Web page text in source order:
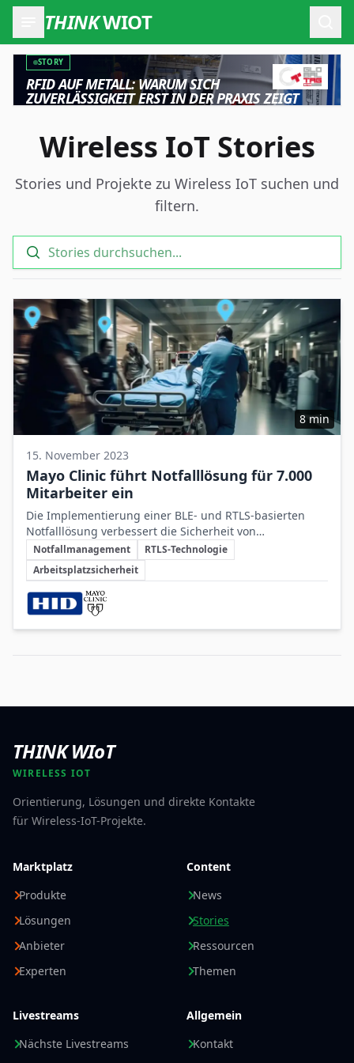
THINKWIOT
STORY
RFID AUF METALL: WARUM SICH
ZUVERLÄSSIGKEIT ERST IN DER PRAXIS ZEIGT
Wireless IoT Stories
Stories und Projekte zu Wireless IoT suchen und
filtern.
Suche
8 min
15. November 2023
Mayo Clinic führt Notfalllösung für 7.000
Mitarbeiter ein
Die Implementierung einer BLE- und RTLS-basierten
Notfalllösung verbessert die Sicherheit von
Klinikmitarbeitern und ermöglicht eine schnelle
Reaktion bei Gewaltvorfällen am Arbeitsplatz.
Schlüsselthemen
Notfallmanagement
RTLS-Technologie
Arbeitsplatzsicherheit
Beteiligte Unternehmen
THINK WIoT
WIRELESS IOT
Orientierung, Lösungen und direkte Kontakte
für Wireless-IoT-Projekte.
Marktplatz
Produkte
Lösungen
Anbieter
Experten
Content
News
Stories
Ressourcen
Themen
Livestreams
Nächste Livestreams
Allgemein
Kontakt